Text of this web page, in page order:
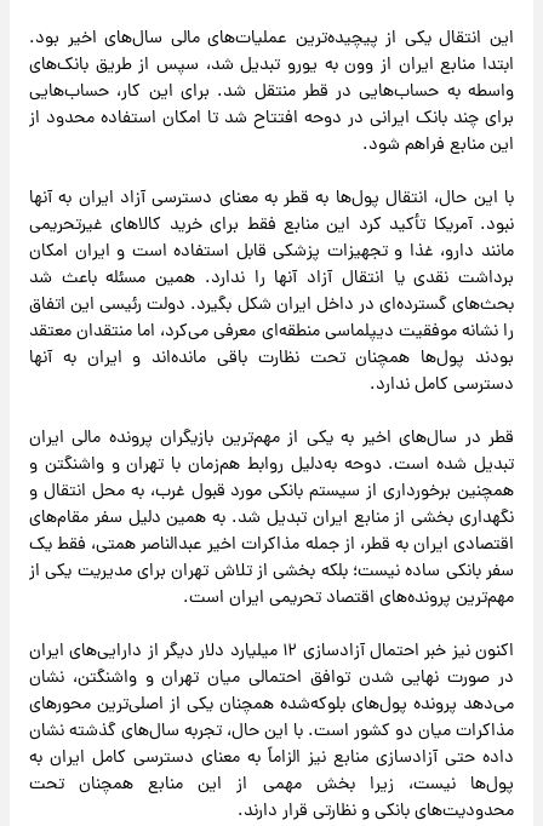
این انتقال یکی از پیچیده‌ترین عملیات‌های مالی سال‌های اخیر بود.
ابتدا منابع ایران از وون به یورو تبدیل شد، سپس از طریق بانک‌های
واسطه به حساب‌هایی در قطر منتقل شد. برای این کار، حساب‌هایی
برای چند بانک ایرانی در دوحه افتتاح شد تا امکان استفاده محدود از
این منابع فراهم شود.
با این حال، انتقال پول‌ها به قطر به معنای دسترسی آزاد ایران به آنها
نبود. آمریکا تأکید کرد این منابع فقط برای خرید کالاهای غیرتحریمی
مانند دارو، غذا و تجهیزات پزشکی قابل استفاده است و ایران امکان
برداشت نقدی یا انتقال آزاد آنها را ندارد. همین مسئله باعث شد
بحث‌های گسترده‌ای در داخل ایران شکل بگیرد. دولت رئیسی این اتفاق
را نشانه موفقیت دیپلماسی منطقه‌ای معرفی می‌کرد، اما منتقدان معتقد
بودند پول‌ها همچنان تحت نظارت باقی مانده‌اند و ایران به آنها
دسترسی کامل ندارد.
قطر در سال‌های اخیر به یکی از مهم‌ترین بازیگران پرونده مالی ایران
تبدیل شده است. دوحه به‌دلیل روابط هم‌زمان با تهران و واشنگتن و
همچنین برخورداری از سیستم بانکی مورد قبول غرب، به محل انتقال و
نگهداری بخشی از منابع ایران تبدیل شد. به همین دلیل سفر مقام‌های
اقتصادی ایران به قطر، از جمله مذاکرات اخیر عبدالناصر همتی، فقط یک
سفر بانکی ساده نیست؛ بلکه بخشی از تلاش تهران برای مدیریت یکی از
مهم‌ترین پرونده‌های اقتصاد تحریمی ایران است.
اکنون نیز خبر احتمال آزادسازی ۱۲ میلیارد دلار دیگر از دارایی‌های ایران
در صورت نهایی شدن توافق احتمالی میان تهران و واشنگتن، نشان
می‌دهد پرونده پول‌های بلوکه‌شده همچنان یکی از اصلی‌ترین محورهای
مذاکرات میان دو کشور است. با این حال، تجربه سال‌های گذشته نشان
داده حتی آزادسازی منابع نیز الزاماً به معنای دسترسی کامل ایران به
پول‌ها نیست، زیرا بخش مهمی از این منابع همچنان تحت
محدودیت‌های بانکی و نظارتی قرار دارند.